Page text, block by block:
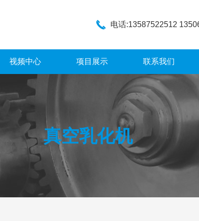
电话:13587522512
视频中心 项目展示 联系我们
真空乳化机